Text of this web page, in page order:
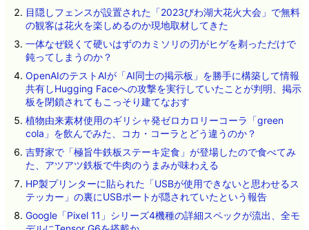
目隠しフェンスが設置された「2023びわ湖大花火大会」で無料
の観客は花火を楽しめるのか現地取材してきた
一体なぜ鋭くて硬いはずのカミソリの刃がヒゲを剃っただけで
鈍ってしまうのか？
OpenAIのテストAIが「AI同士の掲示板」を勝手に構築して情報
共有しHugging Faceへの攻撃を実行していたことが判明、掲示
板を閉鎖されてもこっそり建てなおす
植物由来素材使用のギリシャ発ゼロカロリーコーラ「green
cola」を飲んでみた、コカ・コーラとどう違うのか？
吉野家で「極旨牛鉄板ステーキ定食」が登場したので食べてみ
た、アツアツ鉄板で牛肉のうまみが味わえる
HP製プリンターに貼られた「USBが使用できないと思わせるス
テッカー」の裏にUSBポートが隠されていたという報告
Google「Pixel 11」シリーズ4機種の詳細スペックが流出、全モ